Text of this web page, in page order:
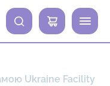
0
Ukraine Facility